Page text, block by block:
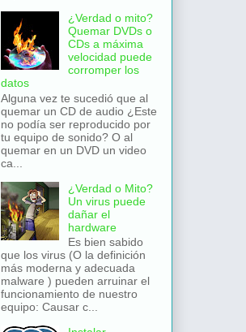
¿Verdad o mito?
Quemar DVDs o
CDs a máxima
velocidad puede
corromper los
datos
Alguna vez te sucedió que al
quemar un CD de audio ¿Este
no podía ser reproducido por
tu equipo de sonido? O al
quemar en un DVD un video
ca...
¿Verdad o Mito?
Un virus puede
dañar el
hardware
Es bien sabido
que los virus (O la definición
más moderna y adecuada
malware ) pueden arruinar el
funcionamiento de nuestro
equipo: Causar c...